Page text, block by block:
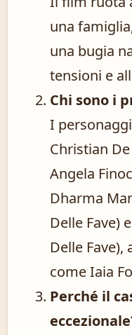
una
una bugia
tensioni e
Chi sono i
I
Christian De
Angela
Dharma
Delle Fave)
Delle
come Iaia
Perché il